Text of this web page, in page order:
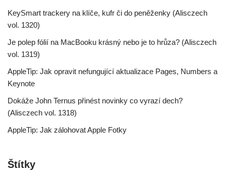
KeySmart trackery na klíče, kufr či do peněženky (Alisczech
vol. 1320)
Je polep fólií na MacBooku krásný nebo je to hrůza? (Alisczech
vol. 1319)
AppleTip: Jak opravit nefungující aktualizace Pages, Numbers a
Keynote
Dokáže John Ternus přinést novinky co vyrazí dech?
(Alisczech vol. 1318)
AppleTip: Jak zálohovat Apple Fotky
Štítky